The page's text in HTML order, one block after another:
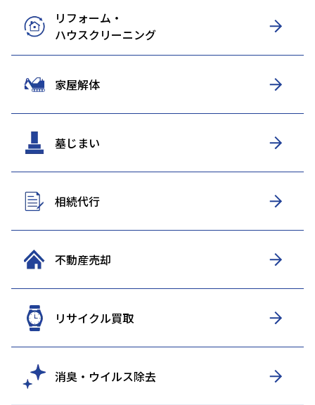
リフォーム・
ハウスクリーニング
家屋解体
墓じまい
相続代行
不動産売却
リサイクル買取
消臭・ウイルス除去